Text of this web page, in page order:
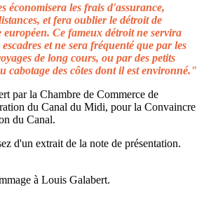
économisera les frais d'assurance,
et fera oublier le détroit de
Ce fameux détroit ne servira
et ne sera fréquenté que par les
de long cours, ou par des petits
cabotage des côtes dont il est environné."
par la Chambre de Commerce de
du Canal du Midi, pour la Convaincre
du Canal.
d'un extrait de la note de présentation.
à Louis Galabert.